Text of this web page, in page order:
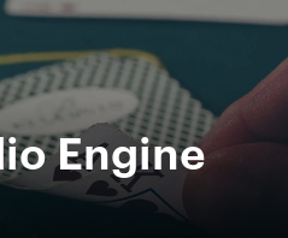
Engine